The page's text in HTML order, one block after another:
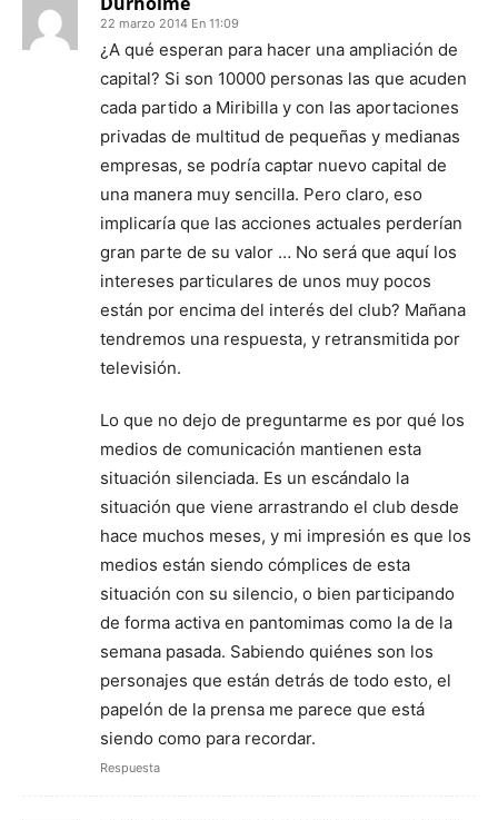
22 marzo 2014 En 11:09
¿A qué esperan para hacer una ampliación de
capital? Si son 10000 personas las que acuden
cada partido a Miribilla y con las aportaciones
privadas de multitud de pequeñas y medianas
empresas, se podría captar nuevo capital de
una manera muy sencilla. Pero claro, eso
implicaría que las acciones actuales perderían
gran parte de su valor … No será que aquí los
intereses particulares de unos muy pocos
están por encima del interés del club? Mañana
tendremos una respuesta, y retransmitida por
televisión.
Lo que no dejo de preguntarme es por qué los
medios de comunicación mantienen esta
situación silenciada. Es un escándalo la
situación que viene arrastrando el club desde
hace muchos meses, y mi impresión es que los
medios están siendo cómplices de esta
situación con su silencio, o bien participando
de forma activa en pantomimas como la de la
semana pasada. Sabiendo quiénes son los
personajes que están detrás de todo esto, el
papelón de la prensa me parece que está
siendo como para recordar.
Respuesta